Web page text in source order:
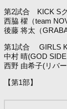
第2試合 KICK S
西脇 櫂（team
後藤 将太（
第1試合 GIRLS
中村 晴(GOD
西野 由希子(リバ
【第1部】